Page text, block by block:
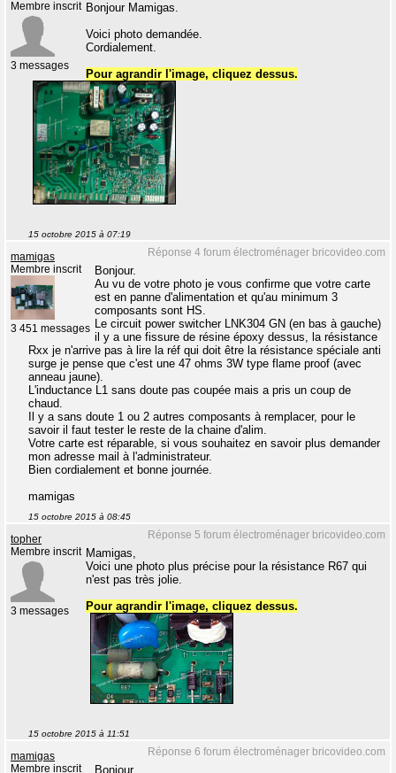
Membre inscrit
3 messages
Bonjour Mamigas.
Voici photo demandée.
Cordialement.
Pour agrandir l'image, cliquez dessus.
15 octobre 2015 à 07:19
Réponse 4 forum électroménager bricovideo.com
mamigas
Membre inscrit
3 451 messages
Bonjour.
Au vu de votre photo je vous confirme que votre carte
est en panne d'alimentation et qu'au minimum 3
composants sont HS.
Le circuit power switcher LNK304 GN (en bas à gauche)
il y a une fissure de résine époxy dessus, la résistance
Rxx je n'arrive pas à lire la réf qui doit être la résistance spéciale anti
surge je pense que c'est une 47 ohms 3W type flame proof (avec
anneau jaune).
L'inductance L1 sans doute pas coupée mais a pris un coup de
chaud.
Il y a sans doute 1 ou 2 autres composants à remplacer, pour le
savoir il faut tester le reste de la chaine d'alim.
Votre carte est réparable, si vous souhaitez en savoir plus demander
mon adresse mail à l'administrateur.
Bien cordialement et bonne journée.
mamigas
15 octobre 2015 à 08:45
Réponse 5 forum électroménager bricovideo.com
topher
Membre inscrit
3 messages
Mamigas,
Voici une photo plus précise pour la résistance R67 qui
n'est pas très jolie.
Pour agrandir l'image, cliquez dessus.
15 octobre 2015 à 11:51
Réponse 6 forum électroménager bricovideo.com
mamigas
Membre inscrit
Bonjour,